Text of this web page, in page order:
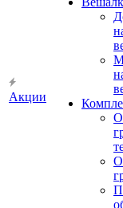
Акции